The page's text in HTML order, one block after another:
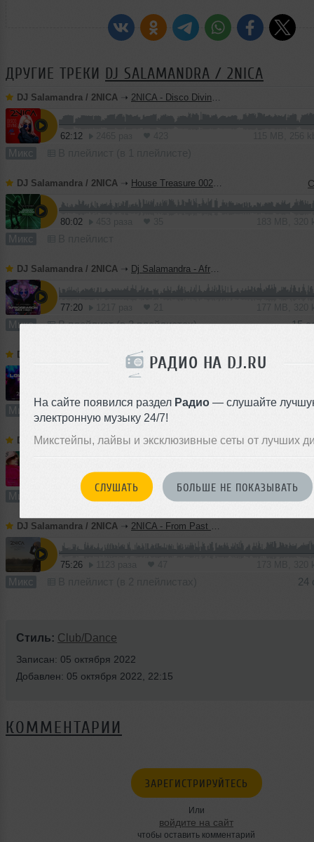
РАДИО НА DJ.RU
На сайте появился раздел Радио — слушайте
электронную музыку 24/7!
Микстейпы, лайвы и эксклюзивные сеты от лучших
СЛУШАТЬ БОЛЬШЕ НЕ ПОКАЗЫВАТЬ
ДРУГИЕ ТРЕКИ DJ SALAMANDRA / 2NICA
DJ Salamandra / 2NICA ➝ 2NICA - Disco Diving Mix (2k26)
62:12
Микс
DJ Salamandra / 2NICA ➝ House Treasure 002 (2k26) #2
80:02
Микс
DJ Salamandra / 2NICA ➝ Dj Salamandra - AfroSeason Mix (2k25)
77:20
Микс В плейлист (в 3 плейлистах) 15
DJ Salamandra / 2NICA ➝2NICA - LowFire Mix (2k25)
Микс В плейлист (в 6 плейлистах)
DJ Salamandra / 2NICA ➝ Dj Salamandra - Dance Episode 012 (2k25)
63:04 144 MB, 320
Микс В плейлист (в 1 плейлисте) 04
DJ Salamandra / 2NICA ➝ 2NICA - From Past To Future Mix (2k24)
75:26
Микс 24
Стиль: Club/Dance
Записан: 05 октября 2022
Добавлен: 05 октября 2022, 22:15
КОММЕНТАРИИ
ЗАРЕГИСТРИРУЙТЕСЬ
Или
войдите на сайт
чтобы оставить комментарий